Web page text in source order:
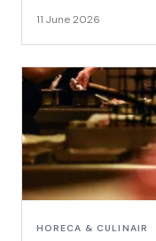
11 June 2026
HORECA & CULINAIR